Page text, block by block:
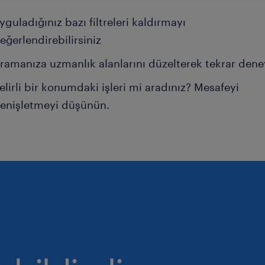
bazı filtreleri kaldırmayı
uzmanlık alanlarını düzelterek tekrar
bir konumdaki işleri mi aradınız? Mesafeyi
düşünün.